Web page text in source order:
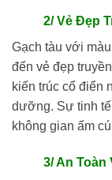
2/ Vẻ Đẹp
Gạch tàu với
đến vẻ đẹp
kiến trúc cổ điển
dưỡng. Sự tinh
không gian ấm
3/ An Toàn